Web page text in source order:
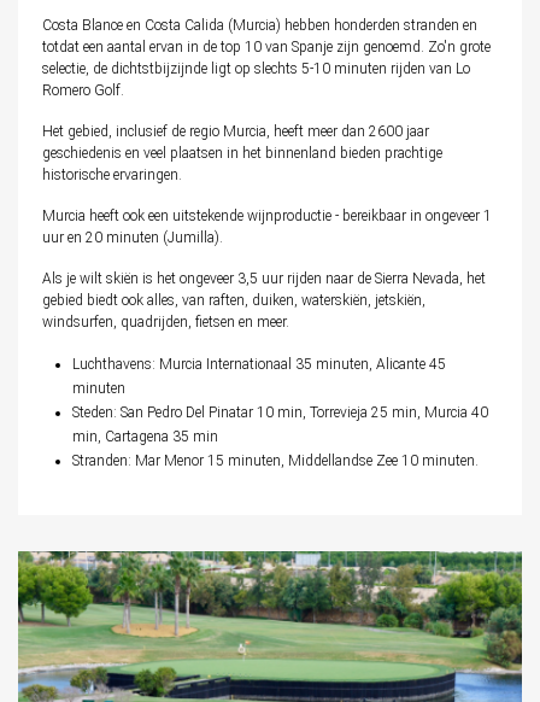
Costa Blance en Costa Calida (Murcia) hebben honderden stranden en
totdat een aantal ervan in de top 10 van Spanje zijn genoemd. Zo'n grote
selectie, de dichtstbijzijnde ligt op slechts 5-10 minuten rijden van Lo
Romero Golf.
Het gebied, inclusief de regio Murcia, heeft meer dan 2600 jaar
geschiedenis en veel plaatsen in het binnenland bieden prachtige
historische ervaringen.
Murcia heeft ook een uitstekende wijnproductie - bereikbaar in ongeveer 1
uur en 20 minuten (Jumilla).
Als je wilt skiën is het ongeveer 3,5 uur rijden naar de Sierra Nevada, het
gebied biedt ook alles, van raften, duiken, waterskiën, jetskiën,
windsurfen, quadrijden, fietsen en meer.
Luchthavens: Murcia Internationaal 35 minuten, Alicante 45
minuten
Steden: San Pedro Del Pinatar 10 min, Torrevieja 25 min, Murcia 40
min, Cartagena 35 min
Stranden: Mar Menor 15 minuten, Middellandse Zee 10 minuten.